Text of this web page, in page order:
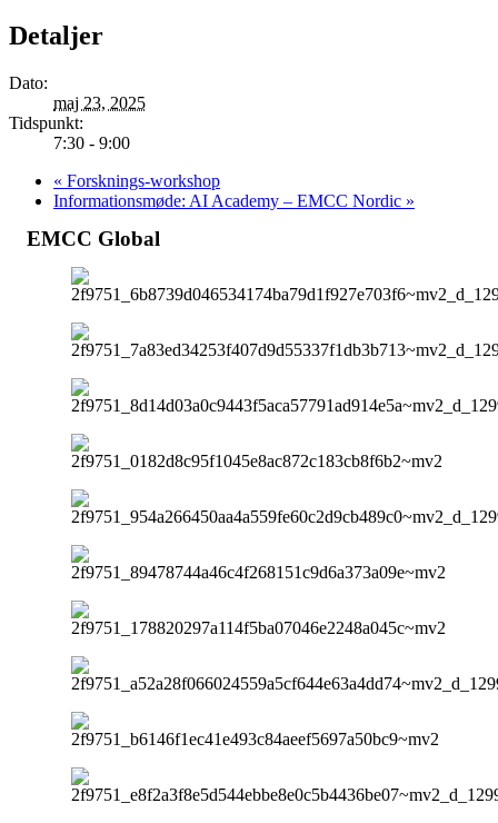
Detaljer
Dato:
maj 23, 2025
Tidspunkt:
7:30 - 9:00
« Forsknings-workshop
Informationsmøde: AI Academy – EMCC Nordic »
EMCC Global